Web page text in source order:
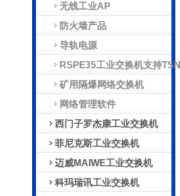
无线工业AP
防火墙产品
导轨电源
RSPE35工业交换机支持TSN
矿用隔爆网络交换机
网络管理软件
西门子罗杰康工业交换机
菲尼克斯工业交换机
迈威MAIWE工业交换机
科玛瑞讯工业交换机